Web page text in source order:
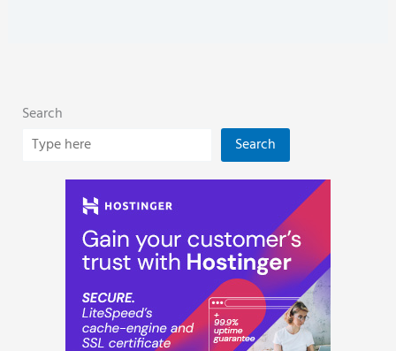
Search
Search